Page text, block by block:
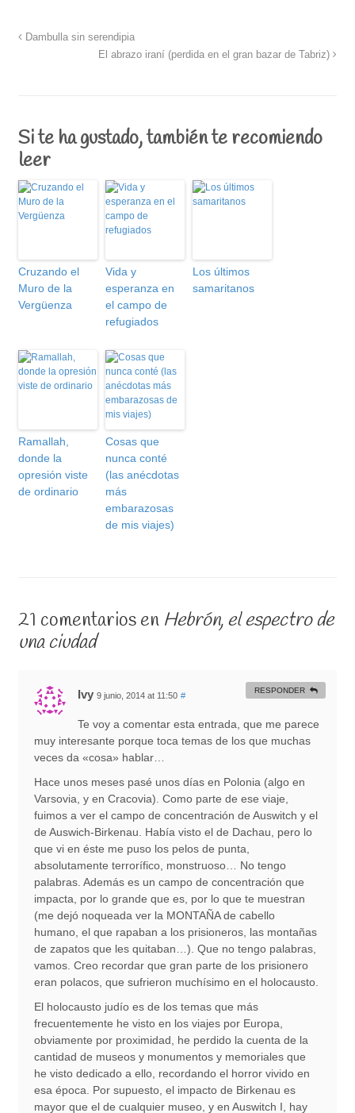
Dambulla sin serendipia
El abrazo iraní (perdida en el gran bazar de Tabriz)
Si te ha gustado, también te recomiendo
leer
Cruzando el
Muro de la
Vergüenza
Vida y
esperanza en
el campo de
refugiados
Los últimos
samaritanos
Ramallah,
donde la
opresión viste
de ordinario
Cosas que
nunca conté
(las anécdotas
más
embarazosas
de mis viajes)
21 comentarios en Hebrón, el espectro de
una ciudad
Ivy 9 junio, 2014 at 11:50 #
Te voy a comentar esta entrada, que me parece
muy interesante porque toca temas de los que muchas
veces da «cosa» hablar…
Hace unos meses pasé unos días en Polonia (algo en
Varsovia, y en Cracovia). Como parte de ese viaje,
fuimos a ver el campo de concentración de Auswitch y el
de Auswich-Birkenau. Había visto el de Dachau, pero lo
que vi en éste me puso los pelos de punta,
absolutamente terrorífico, monstruoso… No tengo
palabras. Además es un campo de concentración que
impacta, por lo grande que es, por lo que te muestran
(me dejó noqueada ver la MONTAÑA de cabello
humano, el que rapaban a los prisioneros, las montañas
de zapatos que les quitaban…). Que no tengo palabras,
vamos. Creo recordar que gran parte de los prisionero
eran polacos, que sufrieron muchísimo en el holocausto.
El holocausto judío es de los temas que más
frecuentemente he visto en los viajes por Europa,
obviamente por proximidad, he perdido la cuenta de la
cantidad de museos y monumentos y memoriales que
he visto dedicado a ello, recordando el horror vivido en
esa época. Por supuesto, el impacto de Birkenau es
mayor que el de cualquier museo, y en Auswitch I, hay
RESPONDER